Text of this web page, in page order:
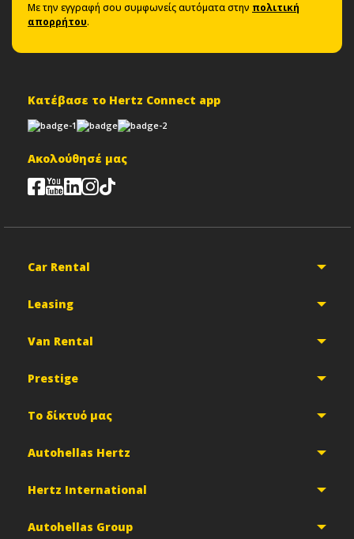
Με την εγγραφή σου συμφωνείς αυτόματα στην πολιτική
απορρήτου.
Κατέβασε το Hertz Connect app
Ακολούθησέ μας
Car Rental
Leasing
Van Rental
Prestige
Το δίκτυό μας
Autohellas Hertz
Hertz International
Autohellas Group